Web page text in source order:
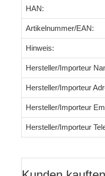
HAN:
Artikelnummer/EAN:
Hinweis:
Hersteller/Importeur
Hersteller/Importeur
Hersteller/Importeur
Hersteller/Importeur